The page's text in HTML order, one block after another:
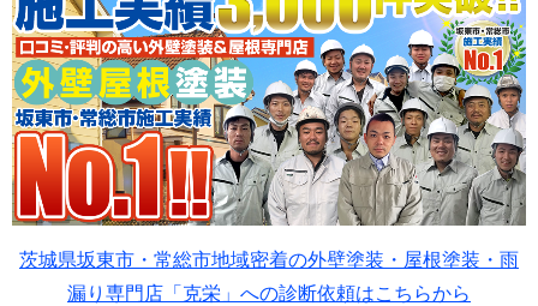
茨城県坂東市・常総市地域密着の外壁塗装・屋根塗装・雨
漏り専門店「克栄」への診断依頼はこちらから